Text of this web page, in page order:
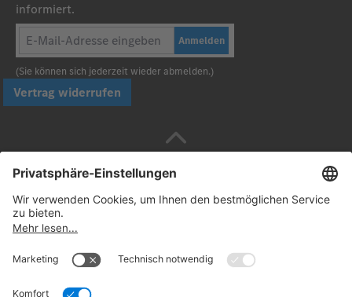
informiert.
Anmelden
(Sie können sich jederzeit wieder abmelden.)
Vertrag widerrufen
Sicher bezahlen mit